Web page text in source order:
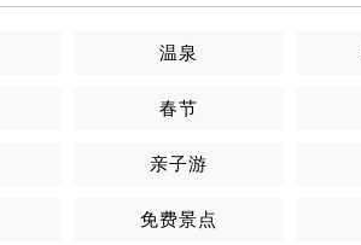
温泉
春节
亲子游
免费景点